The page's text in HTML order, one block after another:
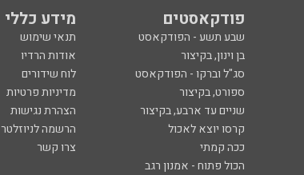
פודקאסטים מידע כללי
שבע תשע - הפודקאסט
תנאי שימוש
בן וינון, בקיצור
אודות הרדיו
סג"ל וברקו - הפודקאסט
לוח שידורים
ספורט, בקיצור
מדיניות פרטיות
שניים עד ארבע, בקיצור
הצהרת נגישות
קרסו יוצא לאכול
הרשמה לניוזלטר
ככה קמתי
צרו קשר
הכול פתוח - אמנון רגב